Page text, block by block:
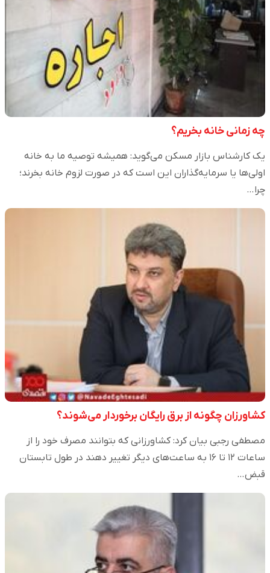
چه زمانی خانه بخریم؟
یک کارشناس بازار مسکن می‌گوید: همیشه توصیه ما به خانه
اولی‌ها یا سرمایه‌گذاران این است که در صورت لزوم خانه بخرند؛
چرا…
کشاورزان چگونه از برق رایگان برخوردار می‌شوند؟
مصطفی رجبی بیان کرد: کشاورزانی که بتوانند مصرف خود را از
ساعات ۱۲ تا ۱۶ به ساعت‌های دیگر تغییر دهند در طول تابستان
قبض…